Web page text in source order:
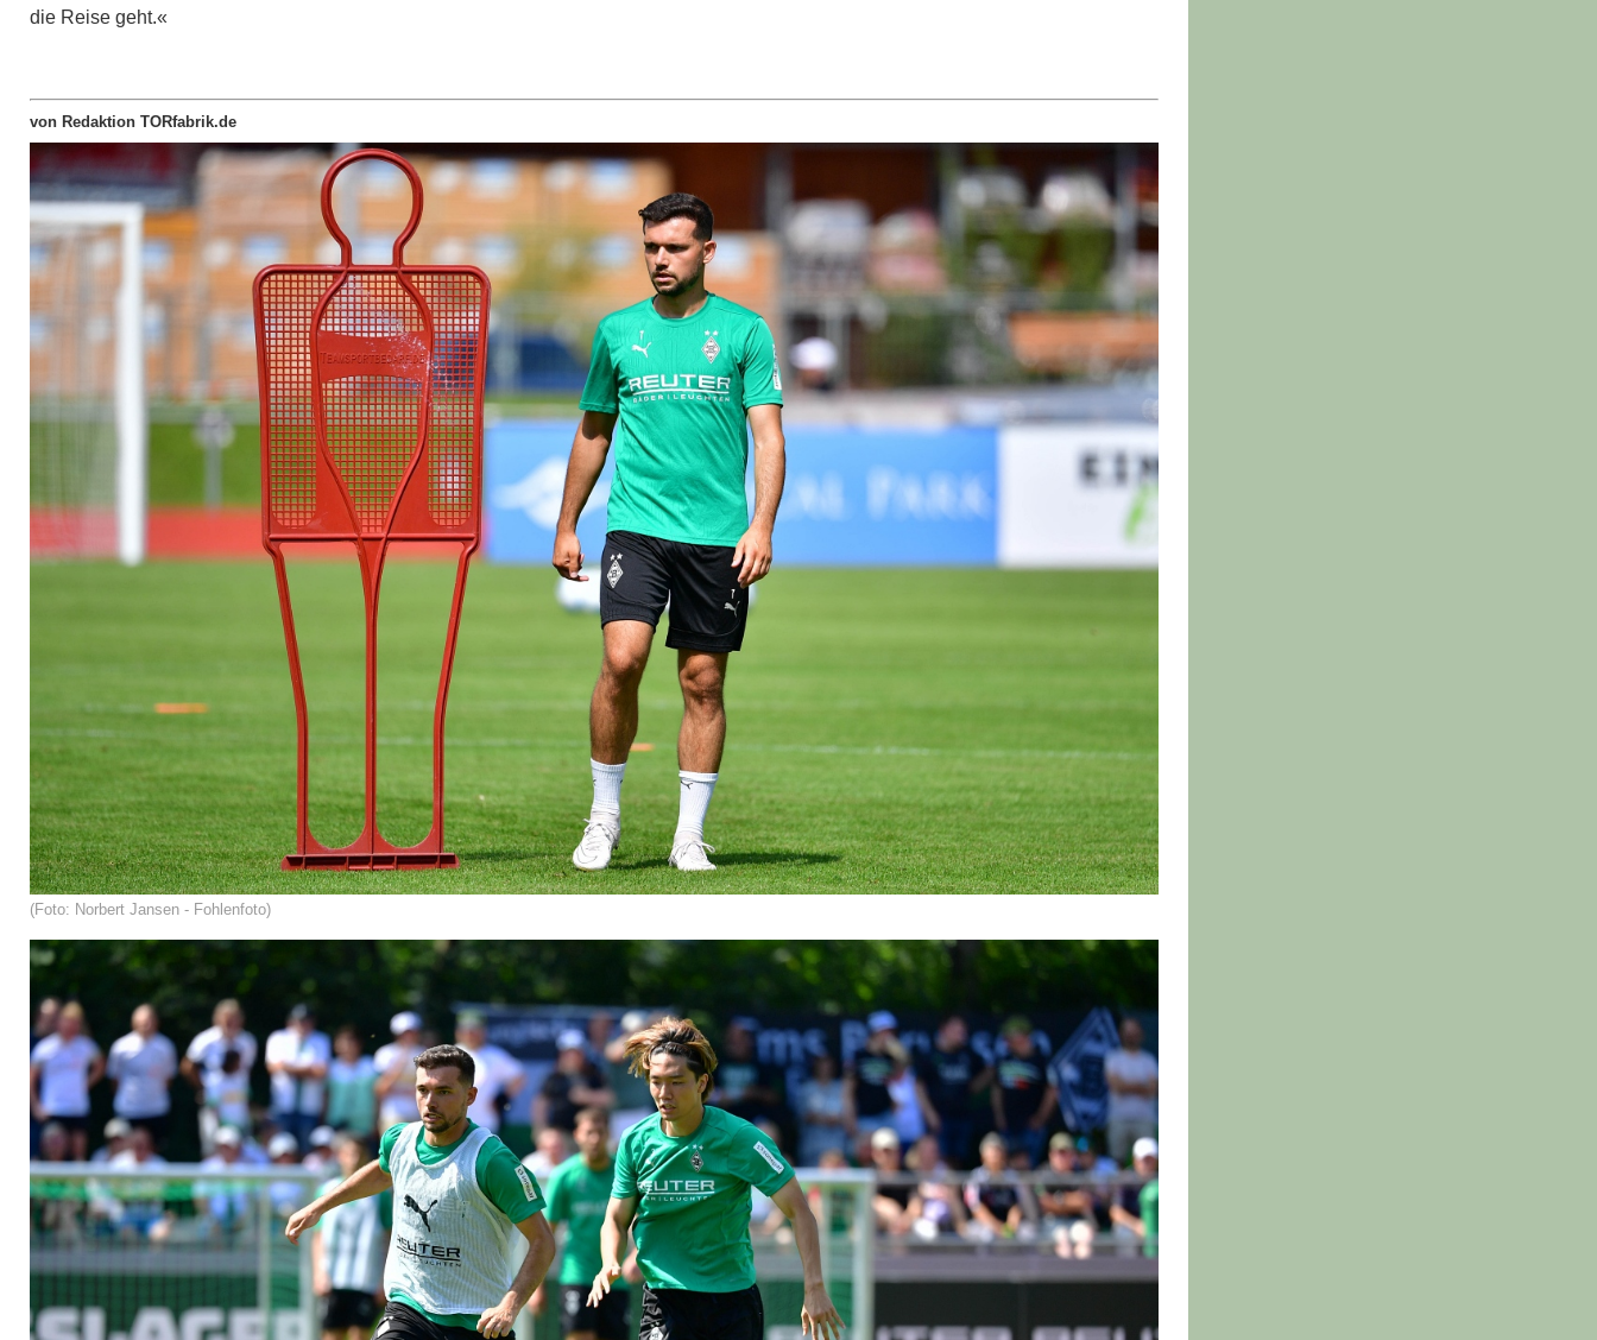
die Reise geht.«
von Redaktion TORfabrik.de
(Foto: Norbert Jansen - Fohlenfoto)